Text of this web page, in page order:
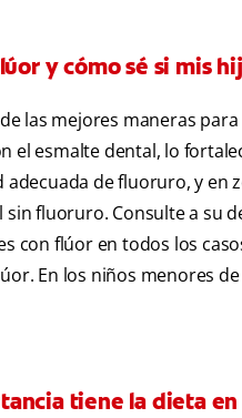
y cómo sé si mis
las mejores maneras
el esmalte dental, lo
adecuada de fluoruro, y en
sin fluoruro. Consulte a su
con flúor en todos los
En los niños menores
tiene la dieta